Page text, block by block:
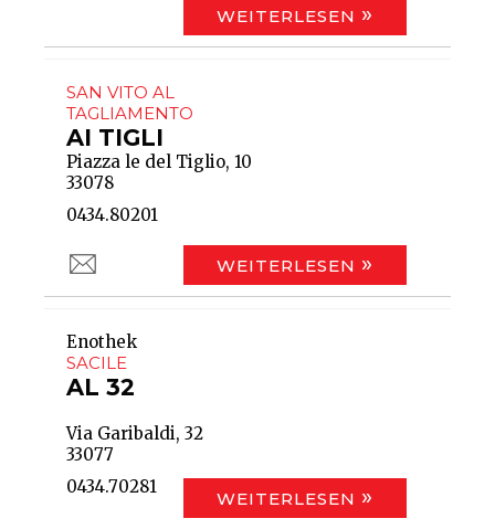
WEITERLESEN
SAN VITO AL
TAGLIAMENTO
AI TIGLI
Piazza le del Tiglio, 10
33078
0434.80201
WEITERLESEN
Enothek
SACILE
AL 32
Via Garibaldi, 32
33077
0434.70281
WEITERLESEN